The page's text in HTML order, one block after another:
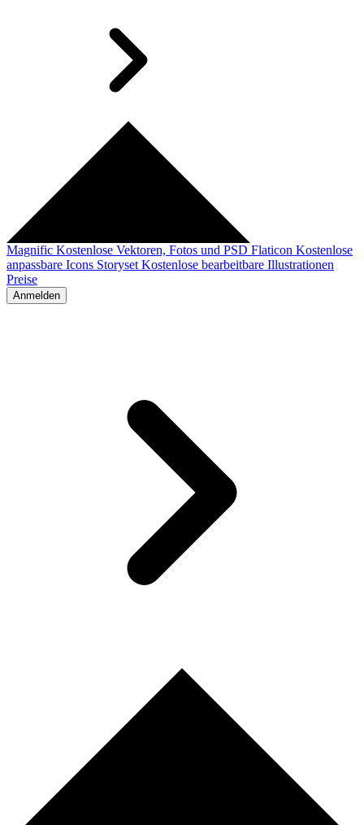
Magnific Kostenlose Vektoren, Fotos und PSD Flaticon Kostenlose
anpassbare Icons Storyset Kostenlose bearbeitbare Illustrationen
Preise
Anmelden